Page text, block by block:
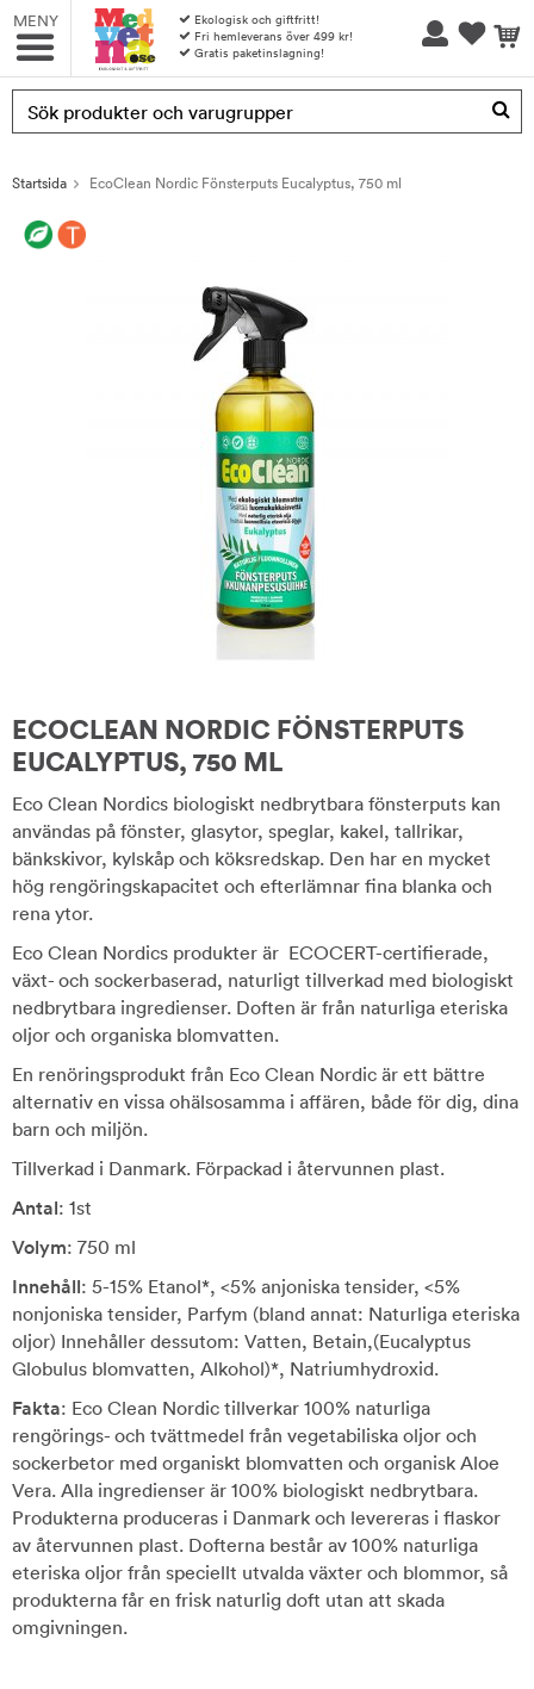
MENY
Ekologisk och giftfritt!
Fri hemleverans över 499 kr!
Gratis paketinslagning!
Produkten har blivit tillagd i varukorgen
Startsida EcoClean Nordic Fönsterputs Eucalyptus, 750 ml
ECOCLEAN NORDIC FÖNSTERPUTS
EUCALYPTUS, 750 ML
Eco Clean Nordics biologiskt nedbrytbara fönsterputs kan
användas på fönster, glasytor, speglar, kakel, tallrikar,
bänkskivor, kylskåp och köksredskap. Den har en mycket
hög rengöringskapacitet och efterlämnar fina blanka och
rena ytor.
Eco Clean Nordics produkter är ECOCERT-certifierade,
växt- och sockerbaserad, naturligt tillverkad med biologiskt
nedbrytbara ingredienser. Doften är från naturliga eteriska
oljor och organiska blomvatten.
En renöringsprodukt från Eco Clean Nordic är ett bättre
alternativ en vissa ohälsosamma i affären, både för dig, dina
barn och miljön.
Tillverkad i Danmark. Förpackad i återvunnen plast.
Antal: 1st
Volym: 750 ml
Innehåll: 5-15% Etanol*, <5% anjoniska tensider, <5%
nonjoniska tensider, Parfym (bland annat: Naturliga eteriska
oljor) Innehåller dessutom: Vatten, Betain,(Eucalyptus
Globulus blomvatten, Alkohol)*, Natriumhydroxid.
Fakta: Eco Clean Nordic tillverkar 100% naturliga
rengörings- och tvättmedel från vegetabiliska oljor och
sockerbetor med organiskt blomvatten och organisk Aloe
Vera. Alla ingredienser är 100% biologiskt nedbrytbara.
Produkterna produceras i Danmark och levereras i flaskor
av återvunnen plast. Dofterna består av 100% naturliga
eteriska oljor från speciellt utvalda växter och blommor, så
produkterna får en frisk naturlig doft utan att skada
omgivningen.